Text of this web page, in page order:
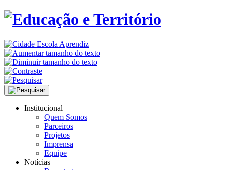
Institucional
Quem Somos
Parceiros
Projetos
Imprensa
Equipe
Notícias